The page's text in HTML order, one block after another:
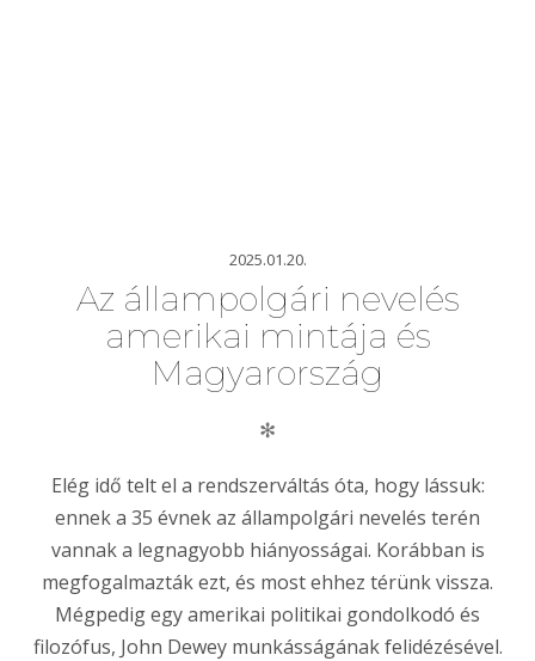
2025.01.20.
Az állampolgári nevelés
amerikai mintája és
Magyarország
✻
Elég idő telt el a rendszerváltás óta, hogy lássuk:
ennek a 35 évnek az állampolgári nevelés terén
vannak a legnagyobb hiányosságai. Korábban is
megfogalmazták ezt, és most ehhez térünk vissza.
Mégpedig egy amerikai politikai gondolkodó és
filozófus, John Dewey munkásságának felidézésével.